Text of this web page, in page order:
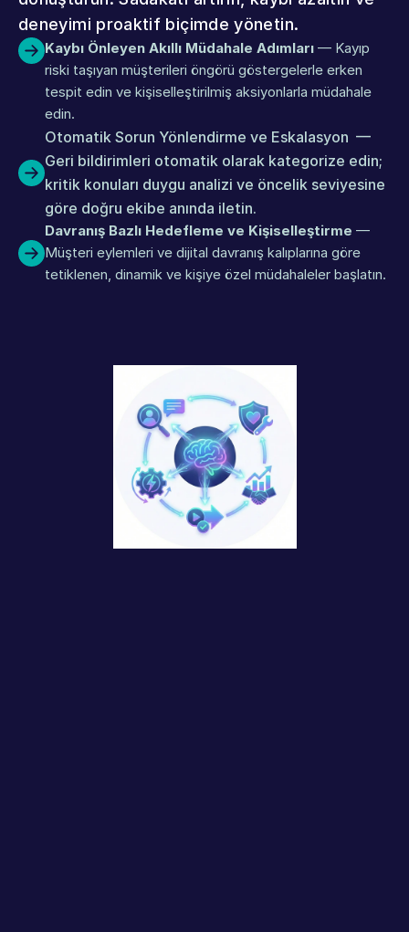
deneyimi proaktif biçimde yönetin.
Kaybı Önleyen Akıllı Müdahale Adımları — Kayıp
riski taşıyan müşterileri öngörü göstergelerle erken
tespit edin ve kişiselleştirilmiş aksiyonlarla müdahale
edin.
Otomatik Sorun Yönlendirme ve Eskalasyon —
Geri bildirimleri otomatik olarak kategorize edin;
kritik konuları duygu analizi ve öncelik seviyesine
göre doğru ekibe anında iletin.
Davranış Bazlı Hedefleme ve Kişiselleştirme —
Müşteri eylemleri ve dijital davranış kalıplarına göre
tetiklenen, dinamik ve kişiye özel müdahaleler başlatın.